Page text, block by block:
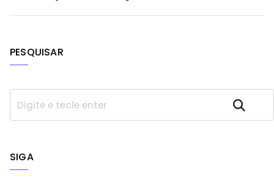
por
posts
PESQUISAR
s
i
Pesquisar
SIGA